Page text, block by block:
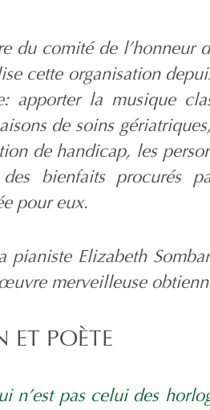
du comité de l’honneur
cette organisation
apporter la musique
de soins
de handicap, les
bienfaits procurés
pour eux.
Elizabeth
merveilleuse
ET POÈTE
n’est pas celui des